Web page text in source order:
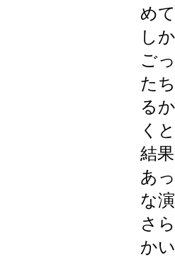
め
し
ご
た
る
く
結
あ
な
さ
か